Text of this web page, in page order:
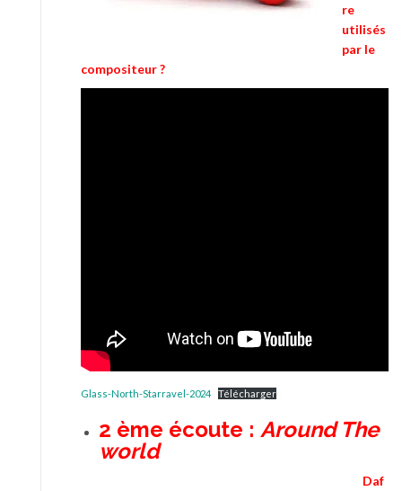
re
utilisés
par le
compositeur ?
Glass-North-Starravel-2024 Télécharger
2 ème écoute : Around The
world
Daf